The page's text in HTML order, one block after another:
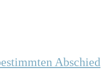
Abschied